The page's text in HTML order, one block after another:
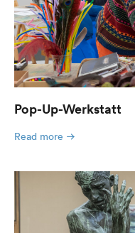
Pop-Up-Werkstatt
Read more